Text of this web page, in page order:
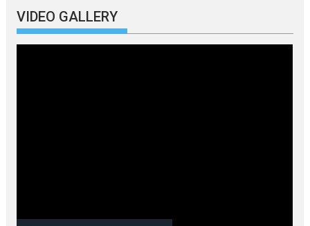
VIDEO GALLERY